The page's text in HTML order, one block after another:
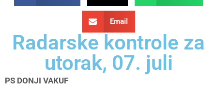
Email
Radarske kontrole za
utorak, 07. juli
PS DONJI VAKUF